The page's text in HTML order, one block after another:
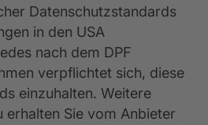
Datenschutzstandards
in den USA
nach dem DPF
verpflichtet sich, diese
einzuhalten. Weitere
erhalten Sie vom Anbieter